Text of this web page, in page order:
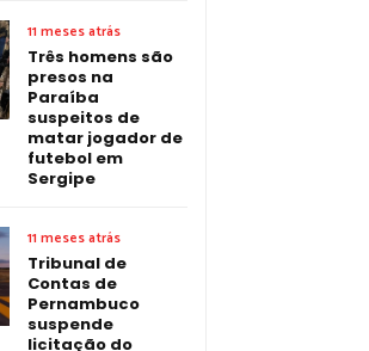
11 meses atrás
Três homens são
presos na
Paraíba
suspeitos de
matar jogador de
futebol em
Sergipe
11 meses atrás
Tribunal de
Contas de
Pernambuco
suspende
licitação do